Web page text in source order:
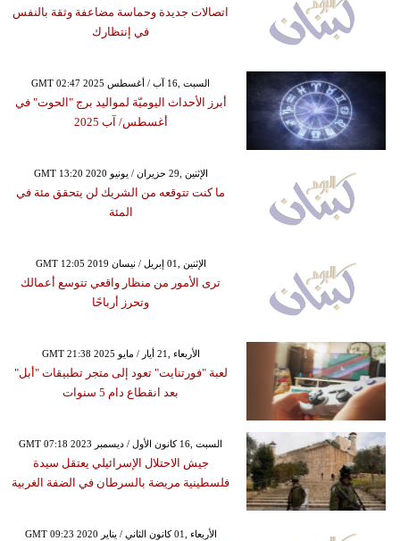
اتصالات جديدة وحماسة مضاعفة وثقة بالنفس
في إنتظارك
GMT 02:47 2025 السبت ,16 آب / أغسطس
أبرز الأحداث اليوميّة لمواليد برج "الحوت" في
أغسطس/ آب 2025
GMT 13:20 2020 الإثنين ,29 حزيران / يونيو
ما كنت تتوقعه من الشريك لن يتحقق مئة في
المئة
GMT 12:05 2019 الإثنين ,01 إبريل / نيسان
ترى الأمور من منظار واقعي تتوسع أعمالك
وتحرز أرباحًا
GMT 21:38 2025 الأربعاء ,21 أيار / مايو
لعبة "فورتنايت" تعود إلى متجر تطبيقات "أبل"
بعد انقطاع دام 5 سنوات
GMT 07:18 2023 السبت ,16 كانون الأول / ديسمبر
جيش الاحتلال الإسرائيلي يعتقل سيدة
فلسطينية مريضة بالسرطان في الضفة الغربية
GMT 09:23 2020 الأربعاء ,01 كانون الثاني / يناير